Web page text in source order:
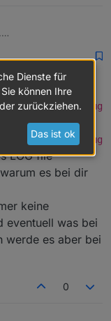
gegriffen hat,
wieder unter
die
nicht am neuen
ist 5% berechnet,
werden.
LOG file
es bei dir
keine
eventuell was bei
werde es aber bei
0
Dienste für
können Ihre
zurückziehen.
Das ist ok